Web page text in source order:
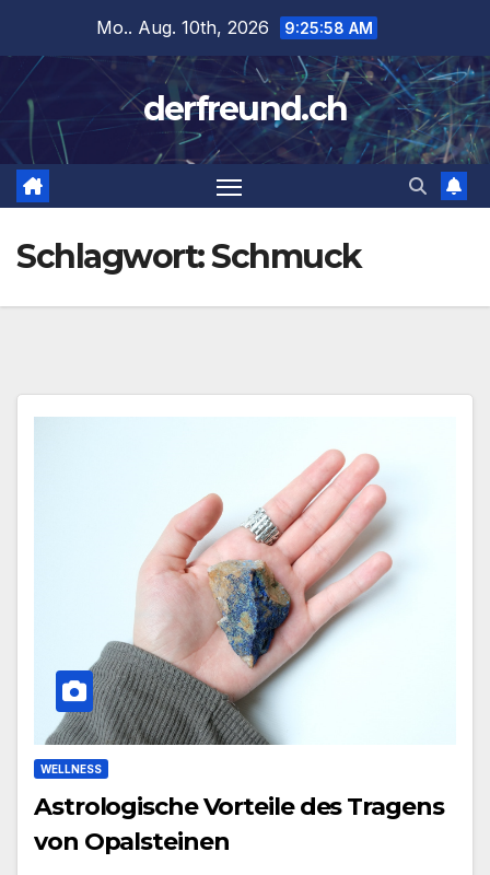
springen
Mo.. Aug. 10th, 2026 9:25:59 AM
derfreund.ch
Schlagwort:Schmuck
WELLNESS
Astrologische Vorteile des Tragens
von Opalsteinen